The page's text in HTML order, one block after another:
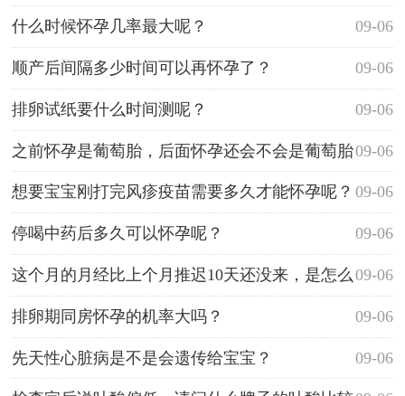
09-06
什么时候怀孕几率最大呢？
09-06
顺产后间隔多少时间可以再怀孕了？
09-06
排卵试纸要什么时间测呢？
09-06
之前怀孕是葡萄胎，后面怀孕还会不会是葡萄胎
呢？ 09-06
想要宝宝刚打完风疹疫苗需要多久才能怀孕呢？
09-06
停喝中药后多久可以怀孕呢？
09-06
这个月的月经比上个月推迟10天还没来，是怎么
回事？ 09-06
排卵期同房怀孕的机率大吗？
09-06
先天性心脏病是不是会遗传给宝宝？